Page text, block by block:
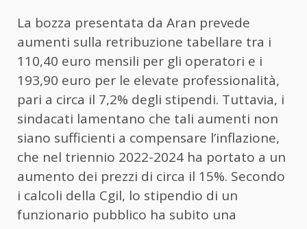
La bozza presentata da Aran prevede
aumenti sulla retribuzione tabellare tra i
110,40 euro mensili per gli operatori e i
193,90 euro per le elevate professionalità,
pari a circa il 7,2% degli stipendi. Tuttavia, i
sindacati lamentano che tali aumenti non
siano sufficienti a compensare l’inflazione,
che nel triennio 2022-2024 ha portato a un
aumento dei prezzi di circa il 15%. Secondo
i calcoli della Cgil, lo stipendio di un
funzionario pubblico ha subito una